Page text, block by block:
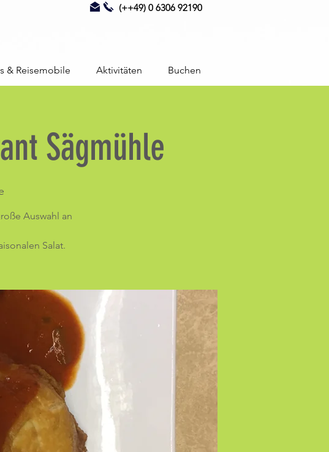
(++49) 0 6306 92190
& Reisemobile Aktivitäten Buchen
Sägmühle
Auswahl an
Salat.